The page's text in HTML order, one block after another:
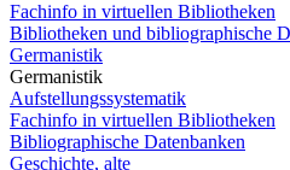
Fachinfo in virtuellen Bibliotheken
Bibliotheken und bibliographische
Germanistik
Germanistik
Aufstellungssystematik
Fachinfo in virtuellen Bibliotheken
Bibliographische Datenbanken
Geschichte, alte